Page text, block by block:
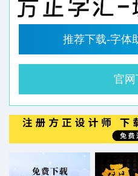
推荐下载-字体
官网